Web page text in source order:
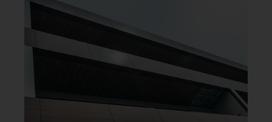
FINN FORHANDLERE HER